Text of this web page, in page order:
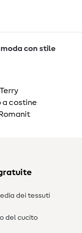
con stile
a costine
dei tessuti
del cucito